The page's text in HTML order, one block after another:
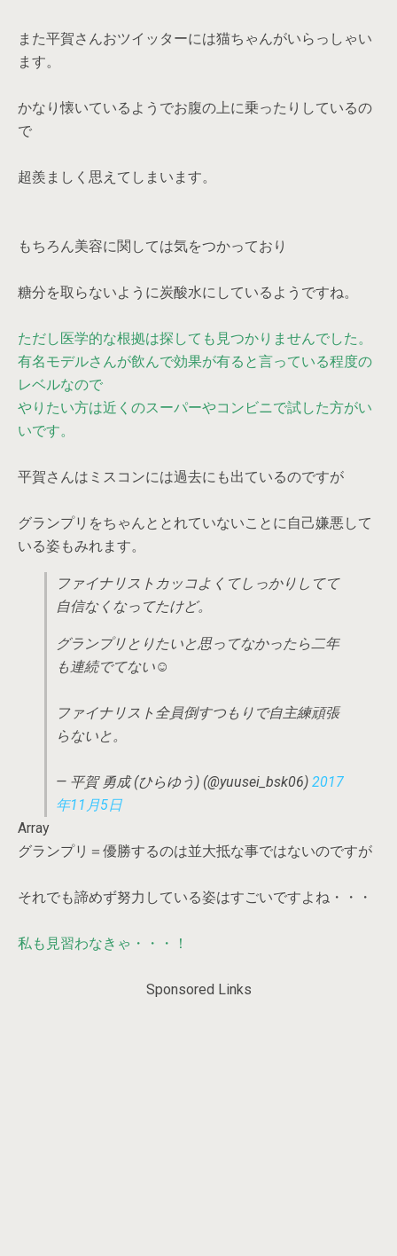
また平賀さんおツイッターには猫ちゃんがいらっしゃい
ます。
かなり懐いているようでお腹の上に乗ったりしているの
で
超羨ましく思えてしまいます。
もちろん美容に関しては気をつかっており
糖分を取らないように炭酸水にしているようですね。
ただし医学的な根拠は探しても見つかりませんでした。
有名モデルさんが飲んで効果が有ると言っている程度の
レベルなので
やりたい方は近くのスーパーやコンビニで試した方がい
いです。
平賀さんはミスコンには過去にも出ているのですが
グランプリをちゃんととれていないことに自己嫌悪して
いる姿もみれます。
ファイナリストカッコよくてしっかりしてて
自信なくなってたけど。
グランプリとりたいと思ってなかったら二年
も連続でてない☺︎
ファイナリスト全員倒すつもりで自主練頑張
らないと。
— 平賀 勇成 (ひらゆう) (@yuusei_bsk06) 2017
年11月5日
Array
グランプリ＝優勝するのは並大抵な事ではないのですが
それでも諦めず努力している姿はすごいですよね・・・
私も見習わなきゃ・・・！
Sponsored Links